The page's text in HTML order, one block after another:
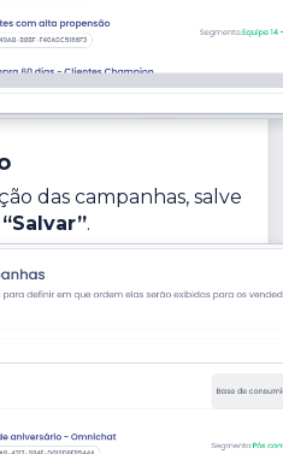
das campanhas, salve
“Salvar”.